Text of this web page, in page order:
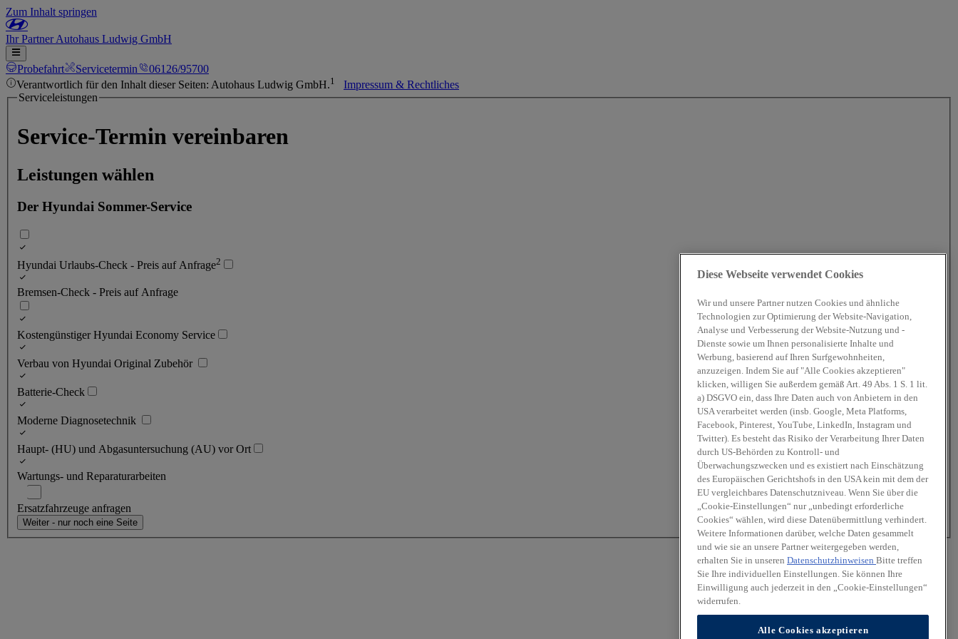
Zum Inhalt springen
IhrPartnerAutohaus Ludwig GmbH
Probefahrt Servicetermin
06126/95700
Verantwortlich für den Inhalt dieser Seiten: Autohaus Ludwig GmbH.1
Impressum & Rechtliches
Serviceleistungen
Service-Termin vereinbaren
Leistungen wählen
Der Hyundai Sommer-Service
Hyundai Urlaubs-Check - Preis auf Anfrage2
Bremsen-Check - Preis auf Anfrage
Kostengünstiger Hyundai Economy Service
Verbau von Hyundai Original Zubehör
Batterie-Check
Moderne Diagnosetechnik
Haupt- (HU) und Abgasuntersuchung (AU) vor Ort
Wartungs- und Reparaturarbeiten
Ersatzfahrzeuge anfragen
Weiter - nur noch eine Seite
Diese Webseite verwendet Cookies
Wir und unsere Partner nutzen Cookies und ähnliche
Technologien zur Optimierung der Website-Navigation,
Analyse und Verbesserung der Website-Nutzung und -
Dienste sowie um Ihnen personalisierte Inhalte und
Werbung, basierend auf Ihren Surfgewohnheiten,
anzuzeigen. Indem Sie auf "Alle Cookies akzeptieren"
klicken, willigen Sie außerdem gemäß Art. 49 Abs. 1 S. 1 lit.
a) DSGVO ein, dass Ihre Daten auch von Anbietern in den
USA verarbeitet werden (insb. Google, Meta Platforms,
Facebook, Pinterest, YouTube, LinkedIn, Instagram und
Twitter). Es besteht das Risiko der Verarbeitung Ihrer Daten
durch US-Behörden zu Kontroll- und
Überwachungszwecken und es existiert nach Einschätzung
des Europäischen Gerichtshofs in den USA kein mit dem der
EU vergleichbares Datenschutzniveau. Wenn Sie über die
„Cookie-Einstellungen“ nur „unbedingt erforderliche
Cookies“ wählen, wird diese Datenübermittlung verhindert.
Weitere Informationen darüber, welche Daten gesammelt
und wie sie an unsere Partner weitergegeben werden,
erhalten Sie in unseren Datenschutzhinweisen Bitte treffen
Sie Ihre individuellen Einstellungen. Sie können Ihre
Einwilligung auch jederzeit in den „Cookie-Einstellungen“
widerrufen.
Alle Cookies akzeptieren